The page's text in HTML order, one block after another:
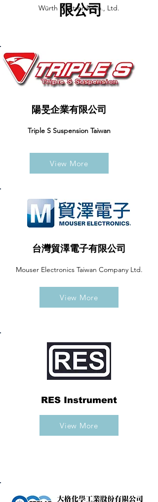
限公司
Würth Elektronik Co., Ltd.
陽旻企業有限公司
Triple S Suspension Taiwan
View More
台灣貿澤電子有限公司
Mouser Electronics Taiwan Company Ltd.
View More
RES Instrument
View More